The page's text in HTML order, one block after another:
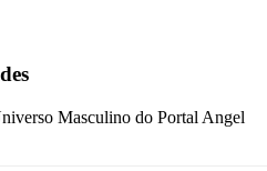
Masculino do Portal Angel